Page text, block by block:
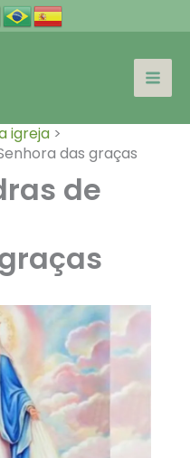
igreja
das graças
de